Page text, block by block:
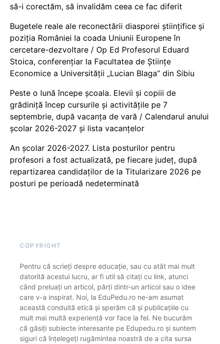
să-i corectăm, să invalidăm ceea ce fac diferit
Bugetele reale ale reconectării diasporei științifice și
poziția României la coada Uniunii Europene în
cercetare-dezvoltare / Op Ed Profesorul Eduard
Stoica, conferențiar la Facultatea de Științe
Economice a Universității „Lucian Blaga” din Sibiu
Peste o lună începe școala. Elevii și copiii de
grădiniță încep cursurile și activitățile pe 7
septembrie, după vacanța de vară / Calendarul anului
școlar 2026-2027 și lista vacanțelor
An școlar 2026-2027. Lista posturilor pentru
profesori a fost actualizată, pe fiecare județ, după
repartizarea candidaților de la Titularizare 2026 pe
posturi pe perioadă nedeterminată
COPYRIGHT
Pentru că scrieți despre educație, sau cu atât mai mult
datorită acestui lucru, ar fi util să citați cu link, atunci
când preluați un articol, părți dintr-un articol sau o idee
care v-a inspirat. Noi, la EduPedu.ro ne-am asumat
această conduită etică și sperăm că și publicațiile cu
mult mai multă experiență vor face la fel. Ne bucurăm
că găsiți subiecte interesante pe Edupedu.ro și suntem
siguri că înțelegeți rugămintea noastră de a cita sursa